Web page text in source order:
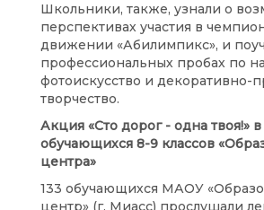
Школьники, также, узнали о
перспективах участия в
движении «Абилимпикс», и
профессиональных пробах по
фотоискусство и декоративно-
творчество.
Акция «Сто дорог - одна твоя!»
обучающихся 8-9 классов
центра»
133 обучающихся МАОУ
центр» (г. Миасс) прослушали